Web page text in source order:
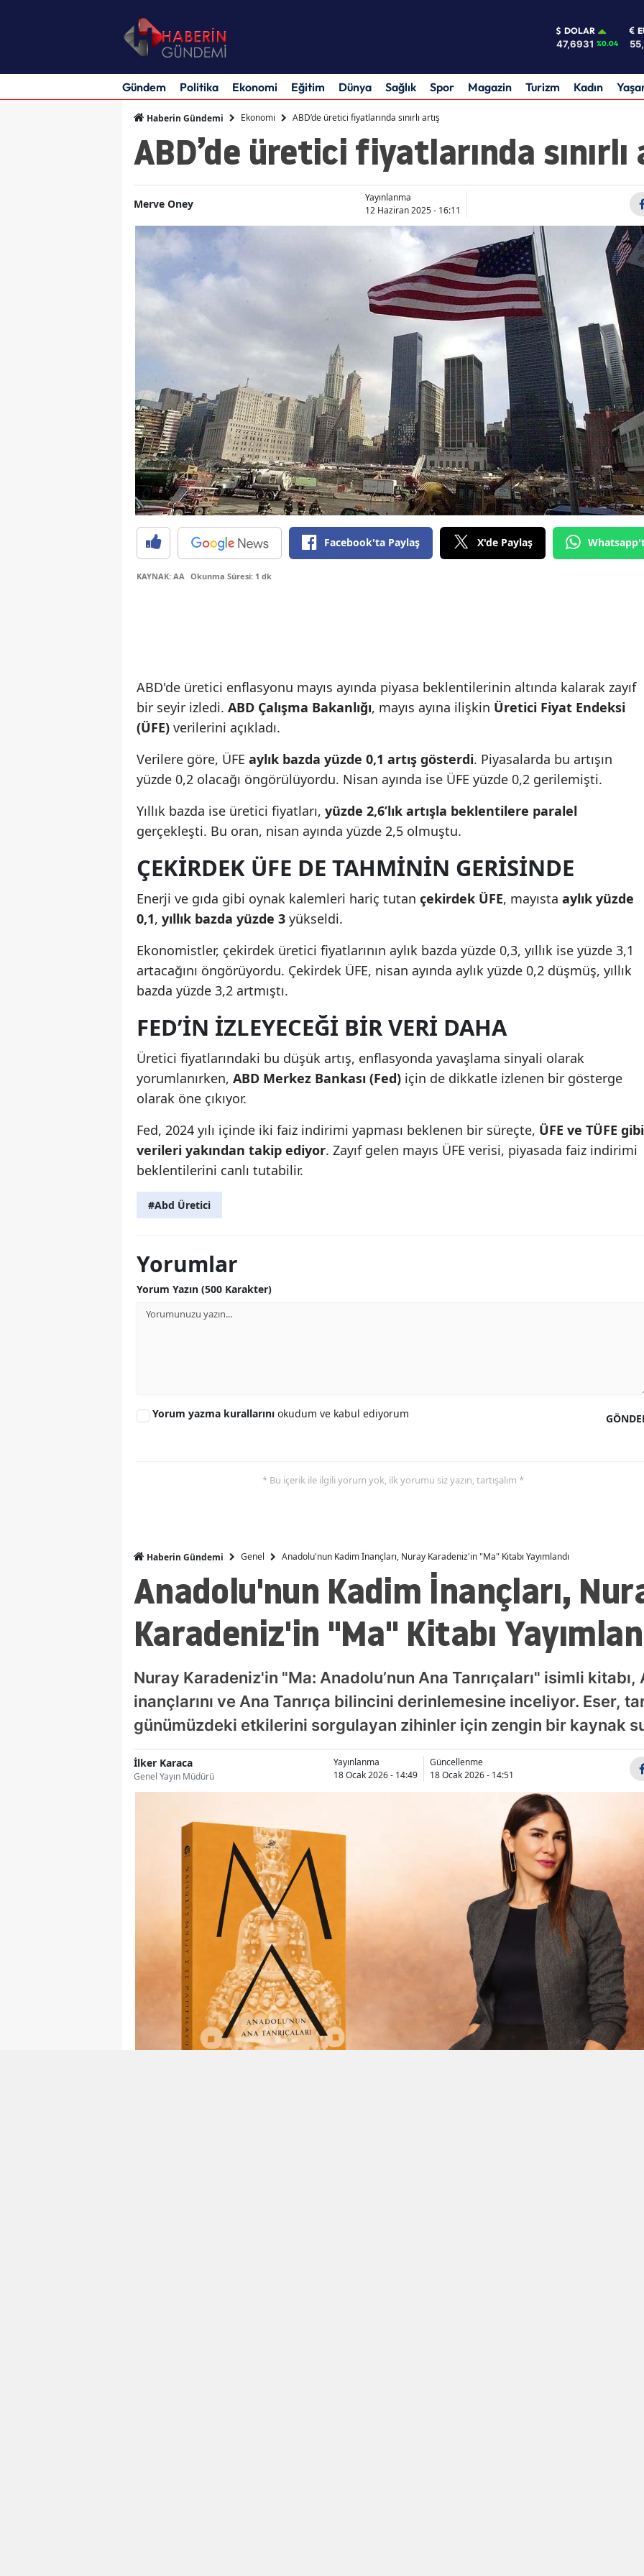
DOLAR
47,6931 %0.04
Gündem Politika Ekonomi Eğitim Dünya Sağlık Spor Magazin Turizm Kadın
Haberin Gündemi Ekonomi ABD’de üretici fiyatlarında sınırlı artış
ABD’de üretici fiyatlarında sınırlı
Merve Oney
Yayınlanma
12 Haziran 2025 - 16:11
Facebook'ta Paylaş X'de Paylaş
KAYNAK: AA Okunma Süresi: 1 dk
ABD'de üretici enflasyonu mayıs ayında piyasa beklentilerinin altında kalarak zayıf
bir seyir izledi. ABD Çalışma Bakanlığı, mayıs ayına ilişkin Üretici Fiyat Endeksi
(ÜFE) verilerini açıkladı.
Verilere göre, ÜFE aylık bazda yüzde 0,1 artış gösterdi. Piyasalarda bu artışın
yüzde 0,2 olacağı öngörülüyordu. Nisan ayında ise ÜFE yüzde 0,2 gerilemişti.
Yıllık bazda ise üretici fiyatları, yüzde 2,6’lık artışla beklentilere paralel
gerçekleşti. Bu oran, nisan ayında yüzde 2,5 olmuştu.
ÇEKIRDEK ÜFE DE TAHMININ GERISINDE
Enerji ve gıda gibi oynak kalemleri hariç tutan çekirdek ÜFE, mayısta aylık yüzde
0,1, yıllık bazda yüzde 3 yükseldi.
Ekonomistler, çekirdek üretici fiyatlarının aylık bazda yüzde 0,3, yıllık ise yüzde 3,1
artacağını öngörüyordu. Çekirdek ÜFE, nisan ayında aylık yüzde 0,2 düşmüş, yıllık
bazda yüzde 3,2 artmıştı.
FED’IN IZLEYECEĞI BIR VERI DAHA
Üretici fiyatlarındaki bu düşük artış, enflasyonda yavaşlama sinyali olarak
yorumlanırken, ABD Merkez Bankası (Fed) için de dikkatle izlenen bir gösterge
olarak öne çıkıyor.
Fed, 2024 yılı içinde iki faiz indirimi yapması beklenen bir süreçte, ÜFE ve TÜFE gibi
verileri yakından takip ediyor. Zayıf gelen mayıs ÜFE verisi, piyasada faiz indirimi
beklentilerini canlı tutabilir.
#Abd Üretici
Yorumlar
Yorum Yazın (500 Karakter)
Yorum yazma kurallarını okudum ve kabul ediyorum
* Bu içerik ile ilgili yorum yok, ilk yorumu siz yazın, tartışalım *
Haberin Gündemi Genel Anadolu'nun Kadim İnançları, Nuray Karadeniz'in "Ma" Kitabı Yayımlandı
Anadolu'nun Kadim İnançları,
Karadeniz'in "Ma" Kitabı
Nuray Karadeniz'in "Ma: Anadolu’nun Ana Tanrıçaları" isimli kitabı,
inançlarını ve Ana Tanrıça bilincini derinlemesine inceliyor. Eser,
günümüzdeki etkilerini sorgulayan zihinler için zengin bir kaynak
İlker Karaca
Genel Yayın Müdürü
Yayınlanma
18 Ocak 2026 - 14:49
Güncellenme
18 Ocak 2026 - 14:51